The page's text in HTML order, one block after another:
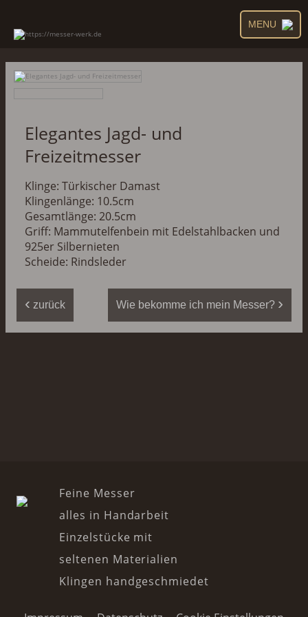
MENU
Elegantes Jagd- und
Freizeitmesser
Klinge: Türkischer Damast
Klingenlänge: 10.5cm
Gesamtlänge: 20.5cm
Griff: Mammutelfenbein mit Edelstahlbacken und
925er Silbernieten
Scheide: Rindsleder
‹ zurück Wie bekomme ich mein Messer? ›
Feine Messer
alles in Handarbeit
Einzelstücke mit
seltenen Materialien
Klingen handgeschmiedet